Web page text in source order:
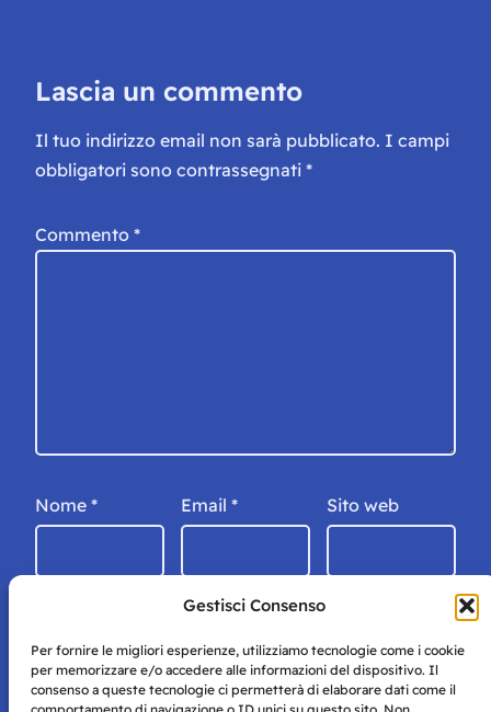
Gestisci Consenso
Per fornire le migliori esperienze, utilizziamo tecnologie come i cookie
per memorizzare e/o accedere alle informazioni del dispositivo. Il
consenso a queste tecnologie ci permetterà di elaborare dati come il
Lascia un commento
Il tuo indirizzo email non sarà pubblicato. I campi
obbligatori sono contrassegnati *
Commento *
Nome * Email * Sito web